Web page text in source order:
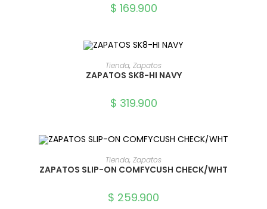
$ 169.900
SELECCIONAR OPCIONES
Tienda, Zapatos
ZAPATOS SK8-HI NAVY
$ 319.900
SELECCIONAR OPCIONES
Tienda, Zapatos
ZAPATOS SLIP-ON COMFYCUSH CHECK/WHT
$ 259.900